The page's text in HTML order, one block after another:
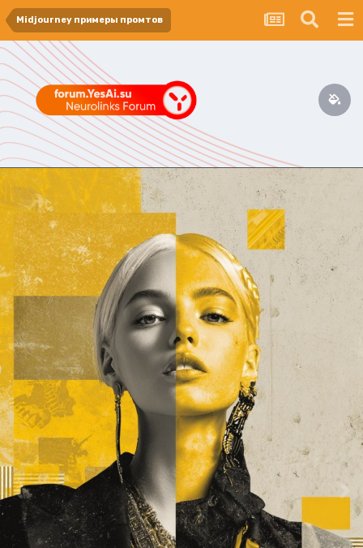
Midjourney примеры промтов